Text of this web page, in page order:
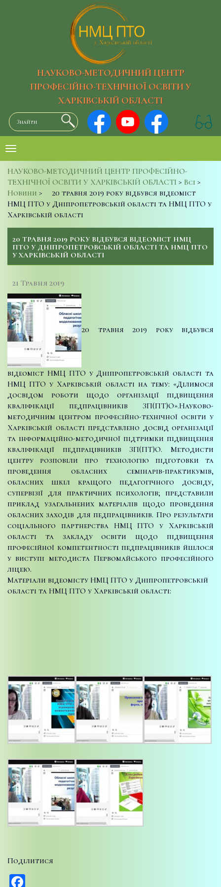
НАУКОВО-МЕТОДИЧНИЙ ЦЕНТР
ПРОФЕСІЙНО-ТЕХНІЧНОЇ ОСВІТИ У
ХАРКІВСЬКІЙ ОБЛАСТІ
НАУКОВО-МЕТОДИЧНИЙ ЦЕНТР ПРОФЕСІЙНО-
ТЕХНІЧНОЇ ОСВІТИ У ХАРКІВСЬКІЙ ОБЛАСТІ > Всі >
Новини >
20 травня 2019 року відбувся відеоміст
НМЦ ПТО у Дніпропетровській області та НМЦ ПТО у
Харківській області
20 ТРАВНЯ 2019 РОКУ ВІДБУВСЯ ВІДЕОМІСТ НМЦ
ПТО У ДНІПРОПЕТРОВСЬКІЙ ОБЛАСТІ ТА НМЦ ПТО
У ХАРКІВСЬКІЙ ОБЛАСТІ
21 Травня 2019
20 травня 2019 року відбувся
відеоміст НМЦ ПТО у Дніпропетровській області та
НМЦ ПТО у Харківській області на тему: «Ділимося
досвідом роботи щодо організації підвищення
кваліфікації педпрацівників ЗП(ПТ)О».Науково-
методичним центром професійно-технічної освіти у
Харківській області представлено досвід організації
та інформаційно-методичної підтримки підвищення
кваліфікації педпрацівників ЗП(ПТ)О. Методисти
центру розповіли про технологію підготовки та
проведення обласних семінарів-практикумів,
обласних шкіл кращого педагогічного досвіду,
супервізії для практичних психологів; представили
приклад узагальнених матеріалів щодо проведення
обласних заходів для педпрацівників. Про результати
соціального партнерства НМЦ ПТО у Харківській
області та закладу освіти щодо підвищення
професійної компетентності педпрацівників йшлося
у виступі методиста Первомайського професійного
ліцею.
Матеріали відеомісту НМЦ ПТО у Дніпропетровській
області та НМЦ ПТО у Харківській області:
Поділитися